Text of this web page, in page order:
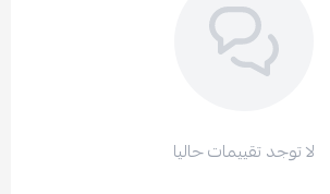
تقييمات حاليا